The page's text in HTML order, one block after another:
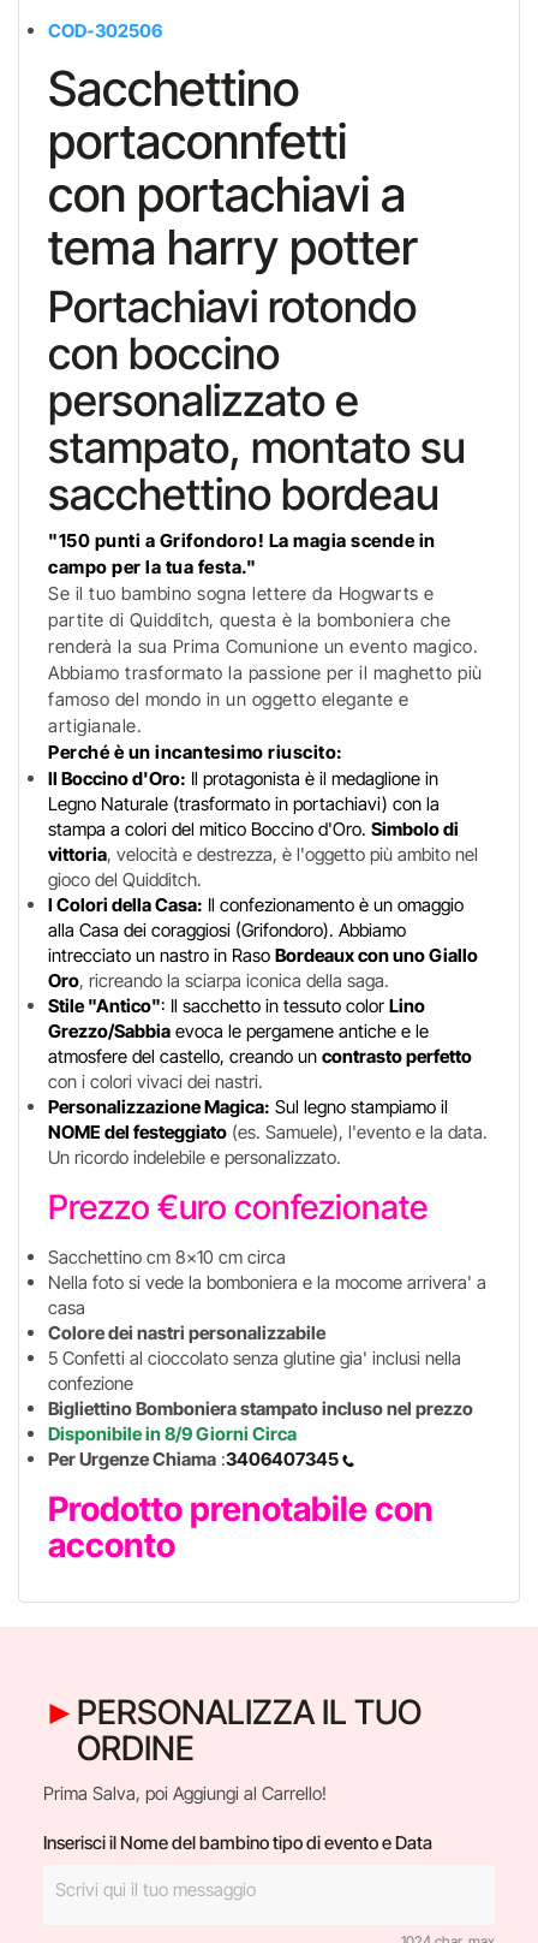
COD-302506
Sacchettino
portaconnfetti
con portachiavi a
tema harry potter
Portachiavi rotondo
con boccino
personalizzato e
stampato, montato su
sacchettino bordeau
"150 punti a Grifondoro! La magia scende in
campo per la tua festa."
Se il tuo bambino sogna lettere da Hogwarts e
partite di Quidditch, questa è la bomboniera che
renderà la sua Prima Comunione un evento magico.
Abbiamo trasformato la passione per il maghetto più
famoso del mondo in un oggetto elegante e
artigianale.
Perché è un incantesimo riuscito:
Il Boccino d'Oro: Il protagonista è il medaglione in
Legno Naturale (trasformato in portachiavi) con la
stampa a colori del mitico Boccino d'Oro. Simbolo di
vittoria, velocità e destrezza, è l'oggetto più ambito nel
gioco del Quidditch.
I Colori della Casa: Il confezionamento è un omaggio
alla Casa dei coraggiosi (Grifondoro). Abbiamo
intrecciato un nastro in Raso Bordeaux con uno Giallo
Oro, ricreando la sciarpa iconica della saga.
Stile "Antico": Il sacchetto in tessuto color Lino
Grezzo/Sabbia evoca le pergamene antiche e le
atmosfere del castello, creando un contrasto perfetto
con i colori vivaci dei nastri.
Personalizzazione Magica: Sul legno stampiamo il
NOME del festeggiato (es. Samuele), l'evento e la data.
Un ricordo indelebile e personalizzato.
Prezzo €uro confezionate
Sacchettino cm 8x10 cm circa
Nella foto si vede la bomboniera e la mocome arrivera' a
casa
Colore dei nastri personalizzabile
5 Confetti al cioccolato senza glutine gia' inclusi nella
confezione
Bigliettino Bomboniera stampato incluso nel prezzo
Disponibile in 8/9 Giorni Circa
Per Urgenze Chiama :3406407345
Prodotto prenotabile con
acconto
PERSONALIZZA IL TUO
ORDINE
Prima Salva, poi Aggiungi al Carrello!
Inserisci il Nome del bambino tipo di evento e Data